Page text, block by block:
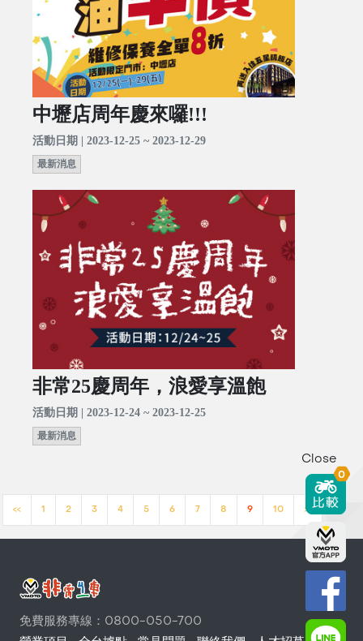
中壢店周年慶來囉!!!
活動日期 | 2023-12-25 ~ 2023-12-29
最新消息
非常25慶周年，浪愛享溫飽
活動日期 | 2023-12-24 ~ 2023-12-25
最新消息
<< 1 2 3 4 5 6 7 8 9 10 >>
免費服務專線：0800-050-700
Close
0